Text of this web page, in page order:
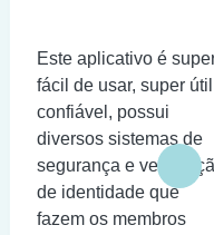
Este aplicativo é
fácil de usar, super
confiável, possui
diversos sistemas de
segurança e
de identidade que
fazem os membros